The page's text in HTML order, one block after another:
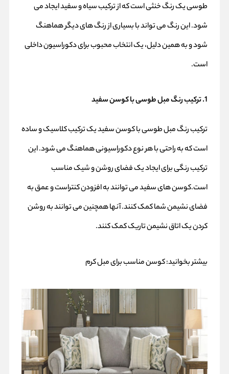
طوسی یک رنگ خنثی است که از ترکیب سیاه و سفید ایجاد می
شود. این رنگ می تواند با بسیاری از رنگ های دیگر هماهنگ
شود و به همین دلیل، یک انتخاب محبوب برای دکوراسیون داخلی
است.
1. ترکیب رنگ مبل طوسی با کوسن سفید
ترکیب رنگ مبل طوسی با کوسن سفید یک ترکیب کلاسیک و ساده
است که به راحتی با هر نوع دکوراسیونی هماهنگ می شود. این
ترکیب رنگی برای ایجاد یک فضای روشن و شیک مناسب
است.کوسن های سفید می توانند به افزودن کنتراست و عمق به
فضای نشیمن شما کمک کنند. آنها همچنین می توانند به روشن
کردن یک اتاق نشیمن تاریک کمک کنند.
بیشتر بخوانید:کوسن مناسب برای مبل کرم